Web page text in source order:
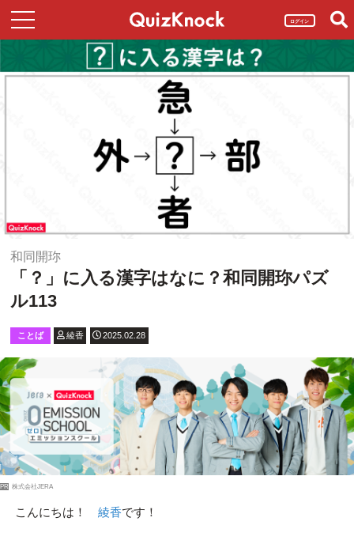
ログイン
和同開珎
「？」に入る漢字はなに？和同開珎パズ
ル113
ことば 綾香 2025.02.28
PR 株式会社JERA
こんにちは！ 綾香です！